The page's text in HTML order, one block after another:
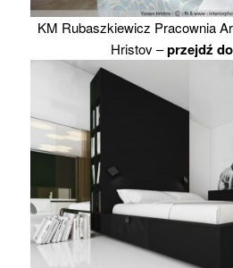
KM Rubaszkiewicz Pracownia
Hristov –przejdź